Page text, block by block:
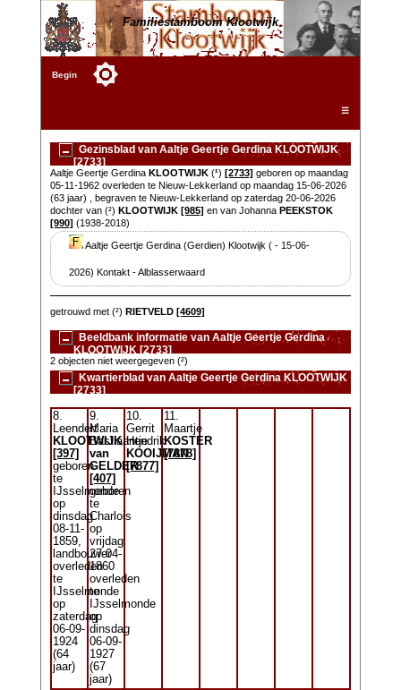
Familiestamboom Klootwijk
Begin
☰
Gezinsblad van Aaltje Geertje Gerdina KLOOTWIJK
[2733]
Aaltje Geertje Gerdina KLOOTWIJK(¹) [2733] geboren op maandag
05-11-1962 overleden te Nieuw-Lekkerland op maandag 15-06-2026
(63 jaar) , begraven te Nieuw-Lekkerland op zaterdag 20-06-2026
dochter van (²) KLOOTWIJK [985] en van Johanna PEEKSTOK
[990] (1938-2018)
Aaltje Geertje Gerdina (Gerdien) Klootwijk ( - 15-06-
2026) Kontakt - Alblasserwaard
getrouwd met (²) RIETVELD [4609]
Beeldbank informatie van Aaltje Geertje Gerdina
KLOOTWIJK [2733]
2 objecten niet weergegeven (²)
Kwartierblad van Aaltje Geertje Gerdina KLOOTWIJK
[2733]
8.
Leendert
KLOOTWIJK
[397]
geboren
te
IJsselmonde
op
dinsdag
08-11-
1859,
landbouwer
overleden
te
IJsselmonde
op
zaterdag
06-09-
1924
(64
jaar)
9.
Maria
Bastiaantje
van
GELDER
[407]
geboren
te
Charlois
op
vrijdag
27-04-
1860
overleden
te
IJsselmonde
op
dinsdag
06-09-
1927
(67
jaar)
10.
Gerrit
Hendrik
KOOIJMAN
[7877]
11.
Maartje
KOSTER
[7878]